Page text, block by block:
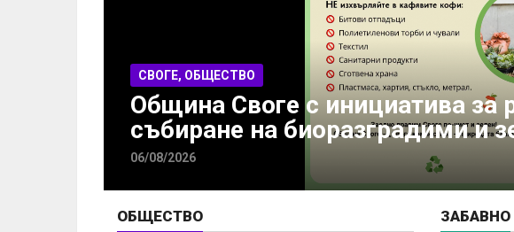
БЪЛГАРИЯ, ОБЩЕСТВО
На 6 август: Отбелязваме
Господне
06/08/2026
ОБЩЕСТВО ЗАБАВНО